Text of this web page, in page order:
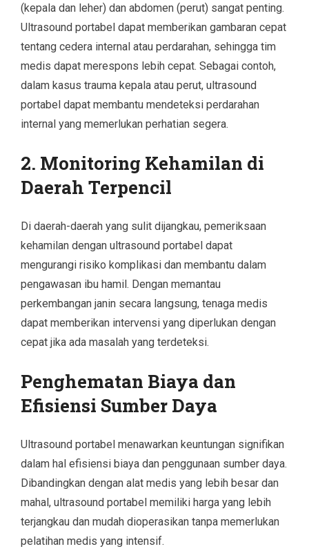
(kepala dan leher) dan abdomen (perut) sangat penting.
Ultrasound portabel dapat memberikan gambaran cepat
tentang cedera internal atau perdarahan, sehingga tim
medis dapat merespons lebih cepat. Sebagai contoh,
dalam kasus trauma kepala atau perut, ultrasound
portabel dapat membantu mendeteksi perdarahan
internal yang memerlukan perhatian segera.
2. Monitoring Kehamilan di
Daerah Terpencil
Di daerah-daerah yang sulit dijangkau, pemeriksaan
kehamilan dengan ultrasound portabel dapat
mengurangi risiko komplikasi dan membantu dalam
pengawasan ibu hamil. Dengan memantau
perkembangan janin secara langsung, tenaga medis
dapat memberikan intervensi yang diperlukan dengan
cepat jika ada masalah yang terdeteksi.
Penghematan Biaya dan
Efisiensi Sumber Daya
Ultrasound portabel menawarkan keuntungan signifikan
dalam hal efisiensi biaya dan penggunaan sumber daya.
Dibandingkan dengan alat medis yang lebih besar dan
mahal, ultrasound portabel memiliki harga yang lebih
terjangkau dan mudah dioperasikan tanpa memerlukan
pelatihan medis yang intensif.